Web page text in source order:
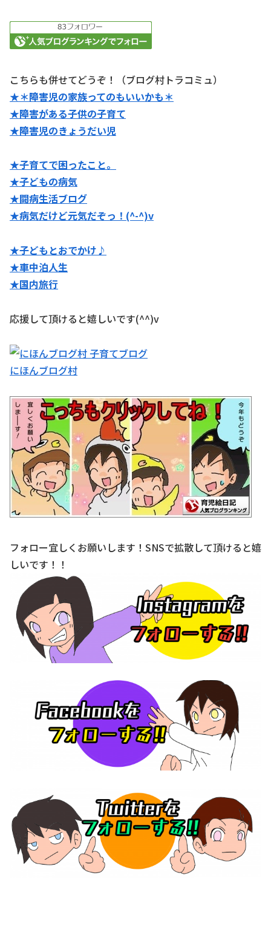
こちらも併せてどうぞ！（ブログ村トラコミュ）
★＊障害児の家族ってのもいいかも＊
★障害がある子供の子育て
★障害児のきょうだい児
★子育てで困ったこと。
★子どもの病気
★闘病生活ブログ
★病気だけど元気だぞっ！(^-^)v
★子どもとおでかけ♪
★車中泊人生
★国内旅行
応援して頂けると嬉しいです(^^)v
にほんブログ村
フォロー宜しくお願いします！SNSで拡散して頂けると嬉
しいです！！